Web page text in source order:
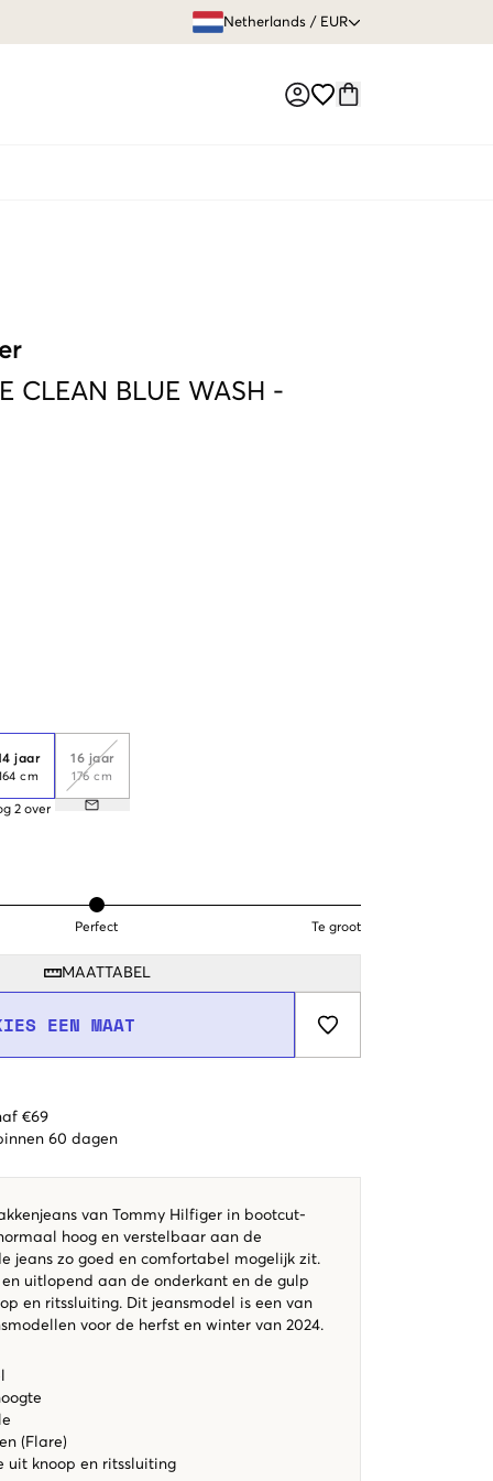
Netherlands / EUR
CLEAN BLUE WASH -
jaar
cm
2 over
16 jaar
176 cm
Perfect Te groot
MAATTABEL
EEN MAAT
€69
60 dagen
van Tommy Hilfiger in bootcut-
hoog en verstelbaar aan de
jeans zo goed en comfortabel mogelijk zit.
uitlopend aan de onderkant en de gulp
en ritssluiting. Dit jeansmodel is een van
voor de herfst en winter van 2024.
(Flare)
uit knoop en ritssluiting